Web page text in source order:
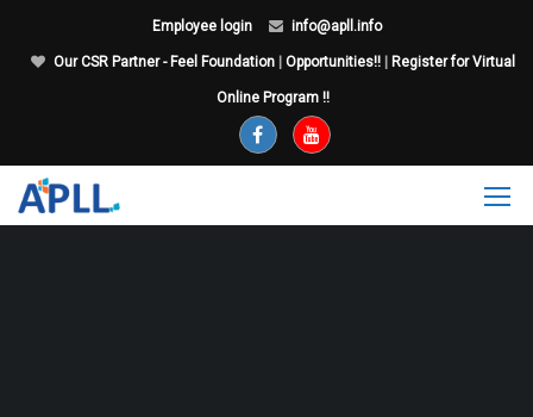
Employee login info@apll.info
Our CSR Partner - Feel Foundation Opportunities!! Register for Virtual
Online Program !!